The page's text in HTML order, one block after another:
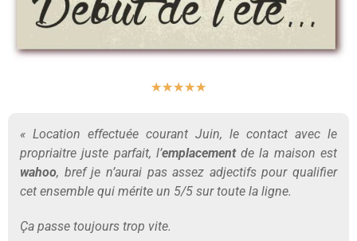
★★★★★
« Location effectuée courant Juin, le contact avec le
propriaitre juste parfait, l’emplacementde la maison est
wahoo, bref je n’aurai pas assez adjectifs pour qualifier
cet ensemble qui mérite un 5/5 sur toute la ligne.
Ça passe toujours trop vite.